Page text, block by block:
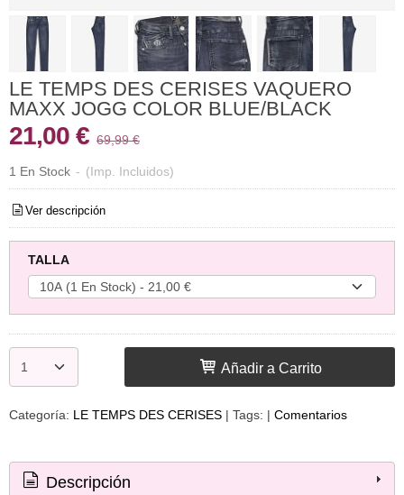
LE TEMPS DES CERISES VAQUERO
MAXX JOGG COLOR BLUE/BLACK
21,00 € 69,99 €
1 En Stock - (Imp. Incluidos)
Ver descripción
TALLA
Añadir a Carrito
Categoría: LE TEMPS DES CERISES | Tags: | Comentarios
Descripción